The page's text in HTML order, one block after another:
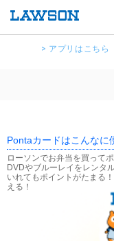
> アプリはこちら
Pontaカードはこんなに
ローソンでお弁当を買って
DVDやブルーレイをレンタ
いれてもポイントがたまる
える！